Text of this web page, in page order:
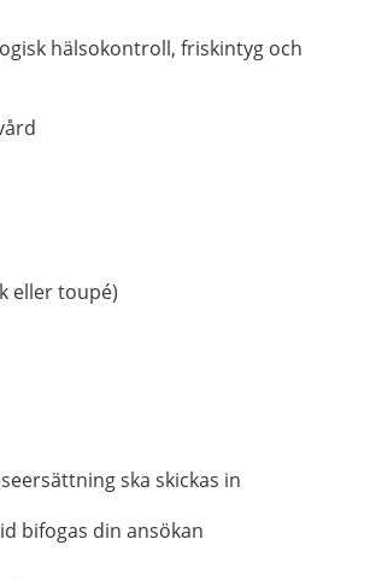
hälsokontroll, friskintyg och
eller toupé)
ska skickas in
bifogas din ansökan